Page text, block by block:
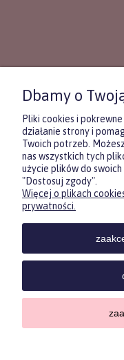
Zasubskrybuj
i otrzymaj5%
Twój email
Dbamy o
Pliki cookies i
działanie strony i
Twoich potrzeb.
nas wszystkich tych
użycie plików do
"Dostosuj zgody".
Więcej o plikach
prywatności.